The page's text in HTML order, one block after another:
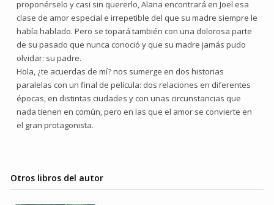
proponérselo y casi sin quererlo, Alana encontrará en Joel esa
clase de amor especial e irrepetible del que su madre siempre le
había hablado. Pero se topará también con una dolorosa parte
de su pasado que nunca conoció y que su madre jamás pudo
olvidar: su padre.
Hola, ¿te acuerdas de mí? nos sumerge en dos historias
paralelas con un final de película: dos relaciones en diferentes
épocas, en distintas ciudades y con unas circunstancias que
nada tienen en común, pero en las que el amor se convierte en
el gran protagonista.
Otros libros del autor